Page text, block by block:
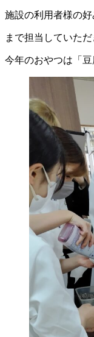
施設の利用者様の
まで担当していただ
今年のおやつは「